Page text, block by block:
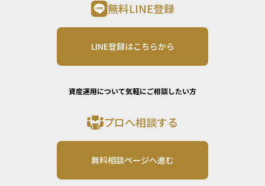
無料LINE登録
LINE登録はこちらから
資産運用について気軽にご相談したい方
プロへ相談する
無料相談ページへ進む